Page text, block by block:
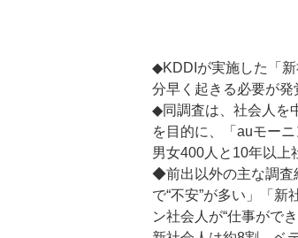
◆KDDIが実施した「
分早く起きる必要が発
◆同調査は、社会人を
を目的に、「auモー
男女400人と10年以上
◆前出以外の主な調査
で“不安”が多い」「
ン社会人が“仕事がで